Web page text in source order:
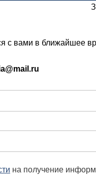
с вами в ближайшее
на получение